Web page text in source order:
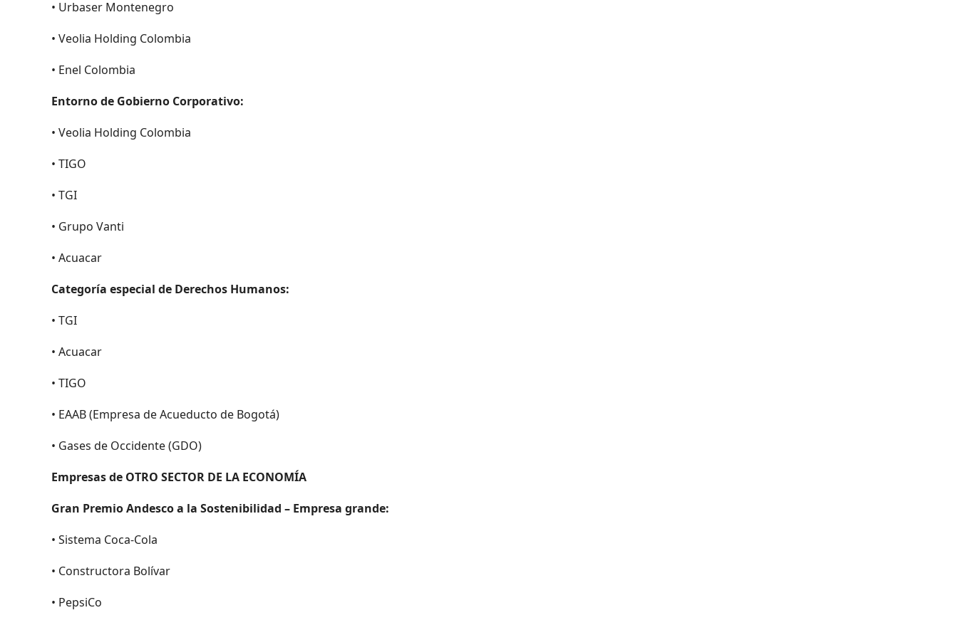
• Urbaser Montenegro
• Veolia Holding Colombia
• Enel Colombia
Entorno de Gobierno Corporativo:
• Veolia Holding Colombia
• TIGO
• TGI
• Grupo Vanti
• Acuacar
Categoría especial de Derechos Humanos:
• TGI
• Acuacar
• TIGO
• EAAB (Empresa de Acueducto de Bogotá)
• Gases de Occidente (GDO)
Empresas de OTRO SECTOR DE LA ECONOMÍA
Gran Premio Andesco a la Sostenibilidad – Empresa grande:
• Sistema Coca-Cola
• Constructora Bolívar
• PepsiCo